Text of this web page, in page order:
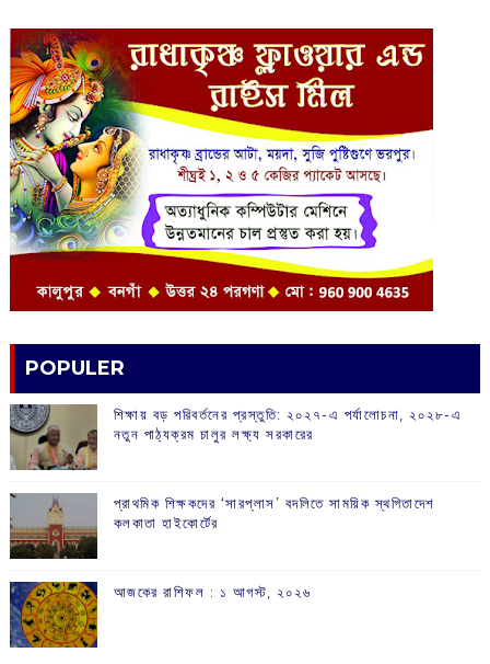
POPULER
শিক্ষায় বড় পরিবর্তনের প্রস্তুতি: ২০২৭-এ পর্যালোচনা, ২০২৮-এ
নতুন পাঠ্যক্রম চালুর লক্ষ্য সরকারের
প্রাথমিক শিক্ষকদের ‘সারপ্লাস’ বদলিতে সাময়িক স্থগিতাদেশ
কলকাতা হাইকোর্টের
আজকের রাশিফল :‌ ‌‌১ আগস্ট, ২০২৬